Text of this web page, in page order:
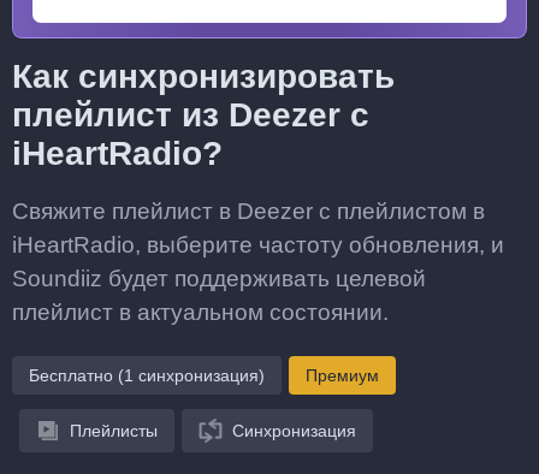
Как синхронизировать
плейлист из Deezer с
iHeartRadio?
Свяжите плейлист в Deezer с плейлистом в
iHeartRadio, выберите частоту обновления, и
Soundiiz будет поддерживать целевой
плейлист в актуальном состоянии.
Бесплатно (1 синхронизация) Премиум
Плейлисты Синхронизация